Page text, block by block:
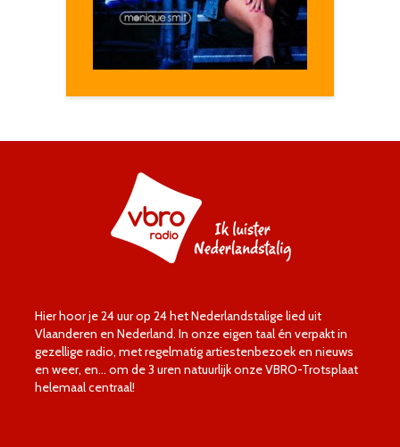
Hier hoor je 24 uur op 24 het Nederlandstalige lied uit
Vlaanderen en Nederland. In onze eigen taal én verpakt in
gezellige radio, met regelmatig artiestenbezoek en nieuws
en weer, en… om de 3 uren natuurlijk onze VBRO-Trotsplaat
helemaal centraal!